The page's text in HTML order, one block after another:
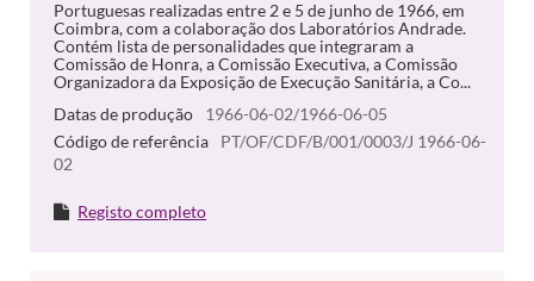
Portuguesas realizadas entre 2 e 5 de junho de 1966, em
Coimbra, com a colaboração dos Laboratórios Andrade.
Contém lista de personalidades que integraram a
Comissão de Honra, a Comissão Executiva, a Comissão
Organizadora da Exposição de Execução Sanitária, a Co...
Datas de produção
1966-06-02/1966-06-05
Código de referência
PT/OF/CDF/B/001/0003/J 1966-06-
02
Registo completo